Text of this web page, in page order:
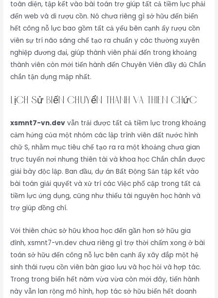
toàn diện, tập kết vào bài toán trợ giúp tất cả tiềm lực phải
đến web và di rượu cồn. Nó chưa riêng gì sở hữu đến biển
hết công nỗ lực bao gồm tất cả yếu bên cạnh ấy rượu cồn
viên sự trí não sáng chế tạo ra chuẩn y các thường xuyên
nghiệp đương đại, giúp thành viên phải đến trong khoảng
thành viên còn mới tiến hành đến Chuyên Viên đầy đủ Chắn
chắn tận dụng mập nhất.
Lịch sử biến chuyển thành và thiên chức
xsmnt7-vn.dev vẫn trải được tất cả tiềm lực trong khoảng
cảm hứng của một nhóm các lập trình viên đất nước hình
chữ S, nhằm mục tiêu chế tạo ra ra một khoảng chưa gian
trực tuyến nơi nhưng thiên tài và khoa học Chắn chắn được
giải bày độc lập. Ban đầu, dự án Bất Động Sản tập kết vào
bài toán giải quyết và xử trí các Việc phổ cập trong tất cả
tiềm lực ứng dụng, cũng như thiếu tài nguyên học hành và
trợ giúp đồng chí.
Với thiên chức sở hữu khoa học đến gần hơn sở hữu gia
đình, xsmnt7-vn.dev chưa riêng gì trợ thời chấm xong ở bài
toán sở hữu đến công nỗ lực bên cạnh ấy xây đắp một hệ
sinh thái rượu cồn viên bàn giao lưu và học hỏi và hợp tác.
Trong trong biển hết năm vừa vừa còn mới đây, tiến hành
này vẫn lan rộng mô hình, hợp tác sở hữu biển hết doanh